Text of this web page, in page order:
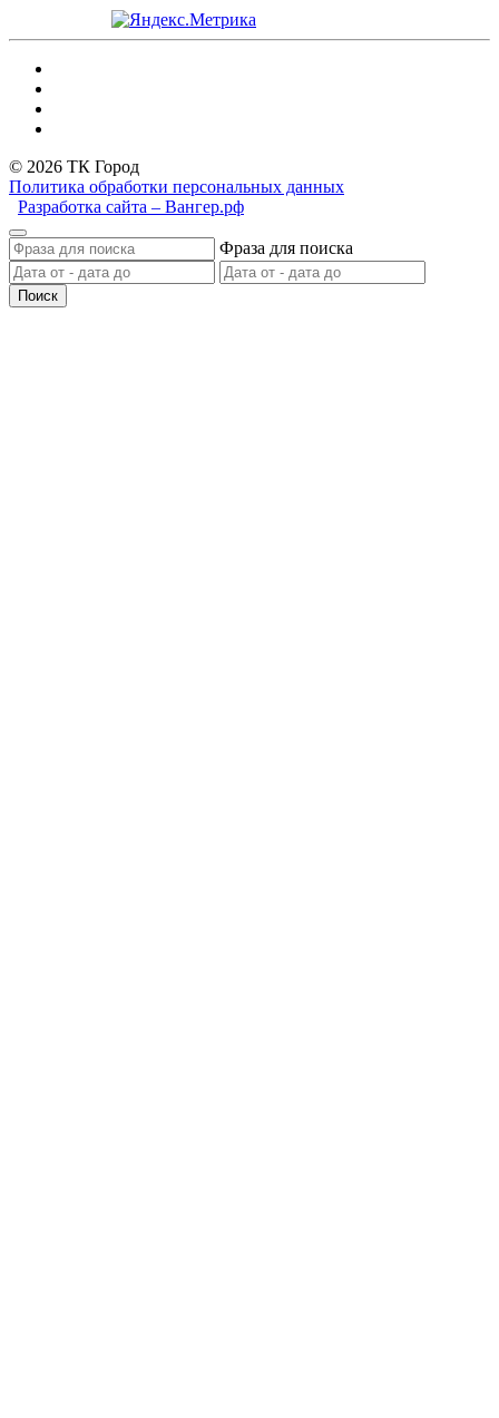
© 2026 ТК Город
Политика обработки персональных данных
Разработка сайта – Вангер.рф
Фраза для поиска
Поиск